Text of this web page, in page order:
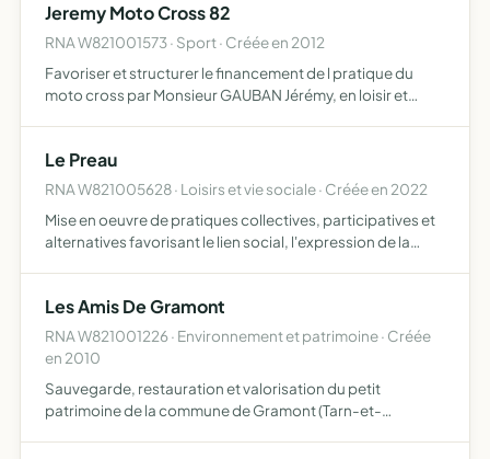
Jeremy Moto Cross 82
RNA W821001573 · Sport · Créée en 2012
Favoriser et structurer le financement de l pratique du
moto cross par Monsieur GAUBAN Jérémy, en loisir et
Le Preau
RNA W821005628 · Loisirs et vie sociale · Créée en 2022
Mise en oeuvre de pratiques collectives, participatives et
alternatives favorisant le lien social, l'expression de la
Les Amis De Gramont
RNA W821001226 · Environnement et patrimoine · Créée
en 2010
Sauvegarde, restauration et valorisation du petit
patrimoine de la commune de Gramont (Tarn-et-